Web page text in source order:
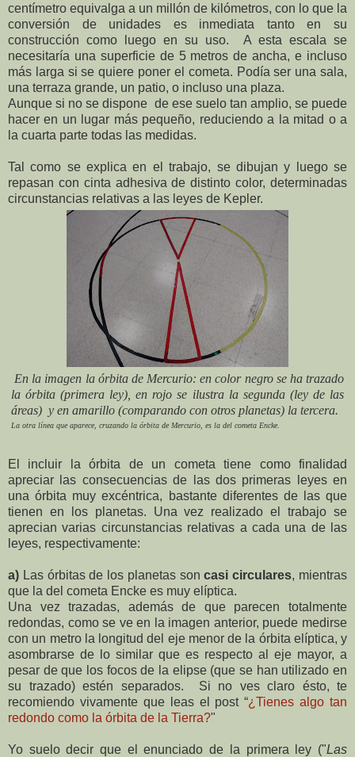
centímetro equivalga a un millón de kilómetros, con lo que la
conversión de unidades es inmediata tanto en su
construcción como luego en su uso. A esta escala se
necesitaría una superficie de 5 metros de ancha, e incluso
más larga si se quiere poner el cometa. Podía ser una sala,
una terraza grande, un patio, o incluso una plaza.
Aunque si no se dispone de ese suelo tan amplio, se puede
hacer en un lugar más pequeño, reduciendo a la mitad o a
la cuarta parte todas las medidas.
Tal como se explica en el trabajo, se dibujan y luego se
repasan con cinta adhesiva de distinto color, determinadas
circunstancias relativas a las leyes de Kepler.
En la imagen la órbita de Mercurio: en color negro se ha trazado
la órbita (primera ley), en rojo se ilustra la segunda (ley de las
áreas) y en amarillo (comparando con otros planetas) la tercera.
La otra línea que aparece, cruzando la órbita de Mercurio, es la del cometa Encke.
El incluir la órbita de un cometa tiene como finalidad
apreciar las consecuencias de las dos primeras leyes en
una órbita muy excéntrica, bastante diferentes de las que
tienen en los planetas. Una vez realizado el trabajo se
aprecian varias circunstancias relativas a cada una de las
leyes, respectivamente:
a) Las órbitas de los planetas soncasi circulares, mientras
que la del cometa Encke es muy elíptica.
Una vez trazadas, además de que parecen totalmente
redondas, como se ve en la imagen anterior, puede medirse
con un metro la longitud del eje menor de la órbita elíptica, y
asombrarse de lo similar que es respecto al eje mayor, a
pesar de que los focos de la elipse (que se han utilizado en
su trazado) estén separados. Si no ves claro ésto, te
recomiendo vivamente que leas el post “¿Tienes algo tan
redondo como la órbita de la Tierra?"
Yo suelo decir que el enunciado de la primera ley ("Las